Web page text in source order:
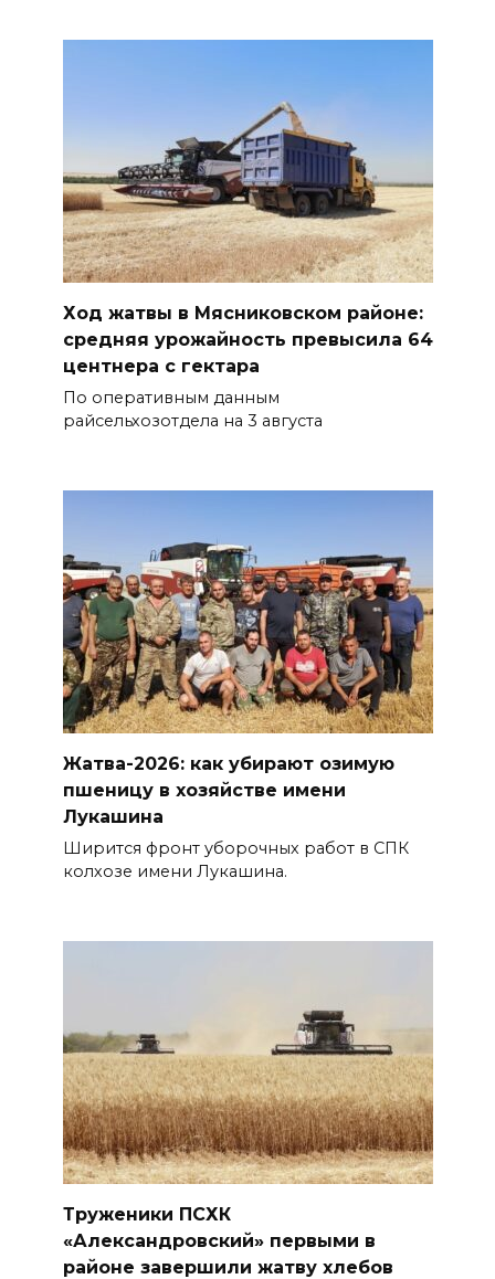
Ход жатвы в Мясниковском районе:
средняя урожайность превысила 64
центнера с гектара
По оперативным данным
райсельхозотдела на 3 августа
Жатва-2026: как убирают озимую
пшеницу в хозяйстве имени
Лукашина
Ширится фронт уборочных работ в СПК
колхозе имени Лукашина.
Труженики ПСХК
«Александровский» первыми в
районе завершили жатву хлебов